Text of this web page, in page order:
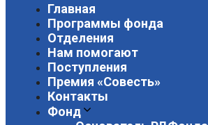
Главная
Программы фонда
Отделения
Нам помогают
Поступления
Премия «Совесть»
Контакты
Фонд